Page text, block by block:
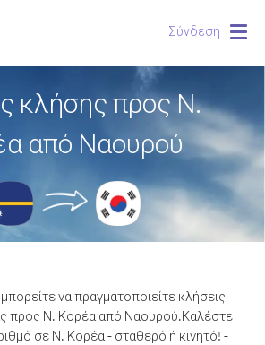
Σύνδεση
κλήσης προς Ν.
από Ναουρού
να πραγματοποιείτε κλήσεις
προς Ν. Κορέα από Ναουρού.Καλέστε
σε Ν. Κορέα - σταθερό ή κινητό! -